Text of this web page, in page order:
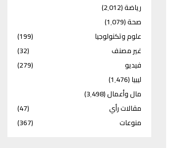
رياضة(2٬012)
صحة(1٬079)
علوم وتكنولوجيا
(199)
غير مصنف
(32)
فيديو
(279)
ليبيا(1٬476)
مال وأعمال(3٬498)
مقالات رأي
(47)
منوعات
(367)